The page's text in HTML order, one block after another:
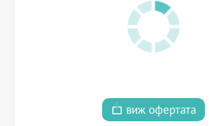
виж офертата